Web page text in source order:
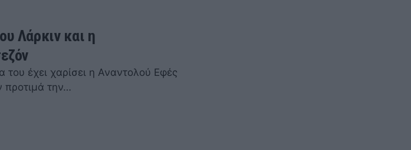
Λάρκιν και η
έχει χαρίσει η Αναντολού Εφές
προτιμά την…